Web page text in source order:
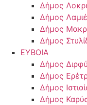
Δήμος
Δήμος
Δήμος
Δήμος
ΕΥΒΟΙΑ
Δήμος
Δήμος
Δήμος
Δήμος